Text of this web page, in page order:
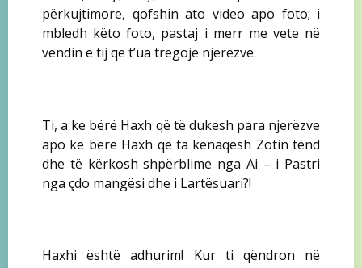
përkujtimore, qofshin ato video apo foto; i
mbledh këto foto, pastaj i merr me vete në
vendin e tij që t’ua tregojë njerëzve.
Ti, a ke bërë Haxh që të dukesh para njerëzve
apo ke bërë Haxh që ta kënaqësh Zotin tënd
dhe të kërkosh shpërblime nga Ai – i Pastri
nga çdo mangësi dhe i Lartësuari?!
Haxhi është adhurim! Kur ti qëndron në